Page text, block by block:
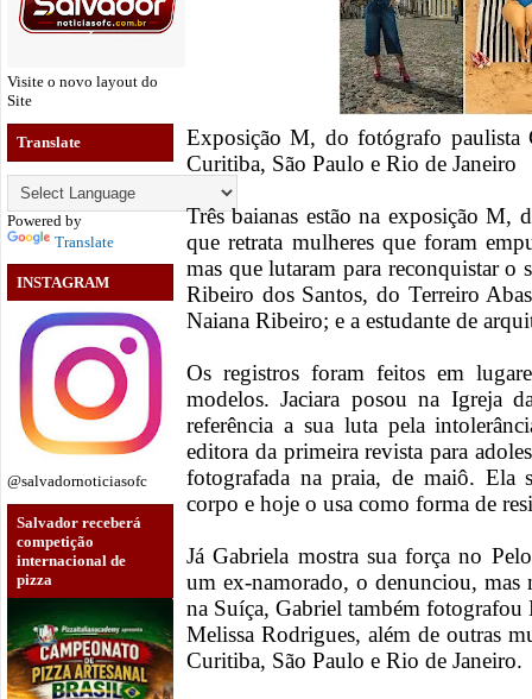
Visite o novo layout do
Site
Translate
Powered by
Translate
INSTAGRAM
@salvadornoticiasofc
Salvador receberá
competição
internacional de
pizza
Exposição M, do fotógrafo paulista
Curitiba, São Paulo e Rio de Janeiro
Três baianas estão na exposição
que retrata mulheres que foram
mas que lutaram para reconquistar o
Ribeiro dos Santos, do Terreiro
Naiana Ribeiro; e a estudante de
Os registros foram feitos em
modelos. Jaciara posou na Igreja
referência a sua luta pela
editora da primeira revista para
fotografada na praia, de maiô. Ela
corpo e hoje o usa como forma de
Já Gabriela mostra sua força no
um ex-namorado, o denunciou, mas
na Suíça, Gabriel também
Melissa Rodrigues, além de outras
Curitiba, São Paulo e Rio de Janeiro.